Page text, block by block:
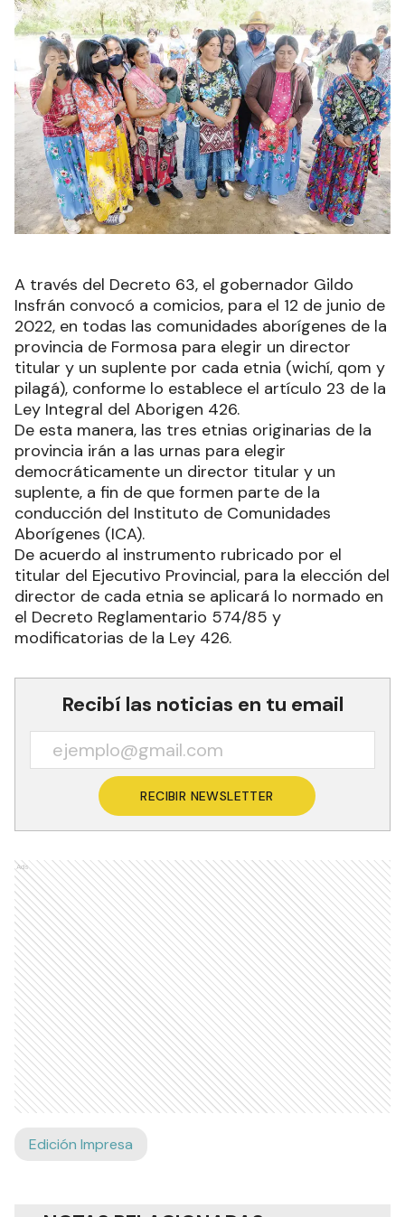
A través del Decreto 63, el gobernador Gildo
Insfrán convocó a comicios, para el 12 de junio de
2022, en todas las comunidades aborígenes de la
provincia de Formosa para elegir un director
titular y un suplente por cada etnia (wichí, qom y
pilagá), conforme lo establece el artículo 23 de la
Ley Integral del Aborigen 426.
De esta manera, las tres etnias originarias de la
provincia irán a las urnas para elegir
democráticamente un director titular y un
suplente, a fin de que formen parte de la
conducción del Instituto de Comunidades
Aborígenes (ICA).
De acuerdo al instrumento rubricado por el
titular del Ejecutivo Provincial, para la elección del
director de cada etnia se aplicará lo normado en
el Decreto Reglamentario 574/85 y
modificatorias de la Ley 426.
Recibí las noticias en tu email
RECIBIR NEWSLETTER
Ads
Edición Impresa